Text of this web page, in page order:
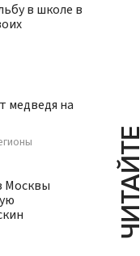
в школе в
медведя на
Москвы
Ч
И
Т
А
Т
Е
Т
А
К
Ж